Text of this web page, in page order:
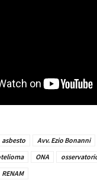
asbesto Avv. Ezio Bonanni
ONA
RENAM